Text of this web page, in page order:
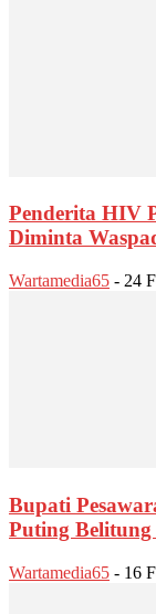
Penderita HIV
Diminta
Wartamedia65 - 24
Bupati
Puting Belitung
Wartamedia65 - 16